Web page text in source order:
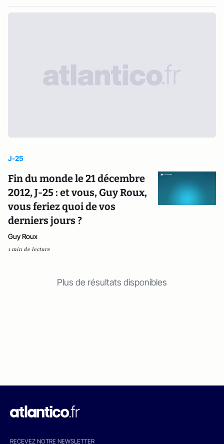
J-25
Fin du monde le 21 décembre
2012, J-25 : et vous, Guy Roux,
vous feriez quoi de vos
derniers jours ?
Guy Roux
1 min de lecture
Plus de résultats disponibles
RECEVEZ NOTRE NEWSLETTER